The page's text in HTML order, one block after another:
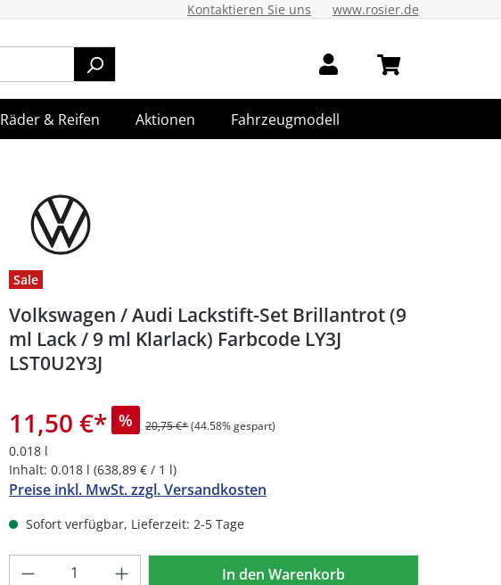
Kontaktieren Sie uns www.rosier.de
Räder & Reifen Aktionen Fahrzeugmodell
Sale
Volkswagen / Audi Lackstift-Set Brillantrot (9
ml Lack / 9 ml Klarlack) Farbcode LY3J
LST0U2Y3J
11,50 €* % 20,75 €*(44.58% gespart)
0.018 l
Inhalt: 0.018 l (638,89 € / 1 l)
Preise inkl. MwSt. zzgl. Versandkosten
Sofort verfügbar, Lieferzeit: 2-5 Tage
Produkt Anzahl: Gib den gewünschten Wert
In den Warenkorb